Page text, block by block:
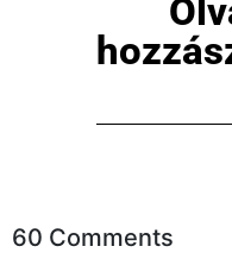
60 Comments